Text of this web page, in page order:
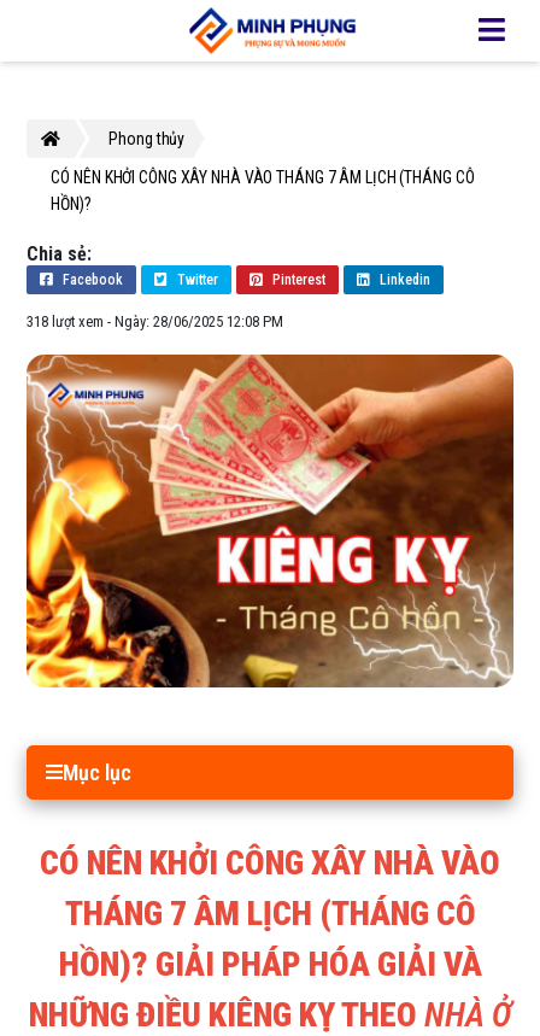
Phong thủy
CÓ NÊN KHỞI CÔNG XÂY NHÀ VÀO THÁNG 7 ÂM LỊCH (THÁNG CÔ
HỒN)?
Chia sẻ:
Facebook Twitter Pinterest Linkedin
318 lượt xem - Ngày: 28/06/2025 12:08 PM
Mục lục
CÓ NÊN KHỞI CÔNG XÂY NHÀ VÀO
THÁNG 7 ÂM LỊCH (THÁNG CÔ
HỒN)? GIẢI PHÁP HÓA GIẢI VÀ
NHỮNG ĐIỀU KIÊNG KỴ THEO NHÀ Ở